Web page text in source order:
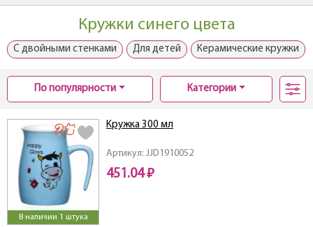
Кружки синего цвета
С двойными стенками Для детей Керамические кружки
По популярности Категории
В наличии 1 штука
Артикул: JJD1910052
Кружка 300 мл
451.04 ₽